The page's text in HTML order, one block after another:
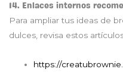
14. Enlaces internos
Para ampliar tus ideas de
dulces, revisa estos
https://